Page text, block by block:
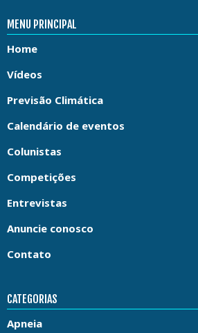
MENU PRINCIPAL
Home
Vídeos
Previsão Climática
Calendário de eventos
Colunistas
Competições
Entrevistas
Anuncie conosco
Contato
CATEGORIAS
Apneia